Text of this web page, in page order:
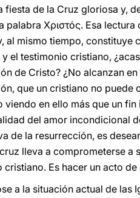
fiesta de la Cruz gloriosa y,
palabra Χριστός. Esa
al mismo tiempo, constituye
el testimonio cristiano,
de Cristo? ¿No alcanzan
que un cristiano no
viendo en ello más que un
del amor incondicional
de la resurrección, es
lleva a comprometerse a
cristiano. Es hacer un acto de
a la situación actual de las